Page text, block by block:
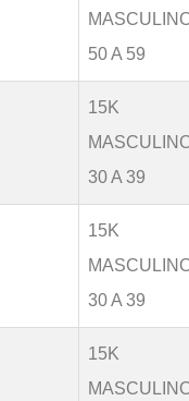
50 A 59
15K
30 A 39
15K
30 A 39
15K